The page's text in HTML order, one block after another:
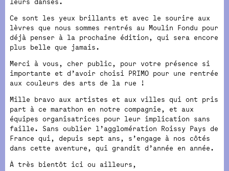
Ce sont les yeux brillants et avec le sourire aux
lèvres que nous sommes rentrés au Moulin Fondu pour
déjà penser à la prochaine édition, qui sera encore
plus belle que jamais.
Merci à vous, cher public, pour votre présence si
importante et d’avoir choisi PRIMO pour une rentrée
aux couleurs des arts de la rue !
Mille bravo aux artistes et aux villes qui ont pris
part à ce marathon en notre compagnie, et aux
équipes organisatrices pour leur implication sans
faille. Sans oublier l’agglomération Roissy Pays de
France qui, depuis sept ans, s’engage à nos côtés
dans cette aventure, qui grandit d’année en année.
À très bientôt ici ou ailleurs,